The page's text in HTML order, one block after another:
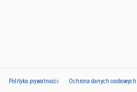
Polityka prywatności Ochrona danych osobowych